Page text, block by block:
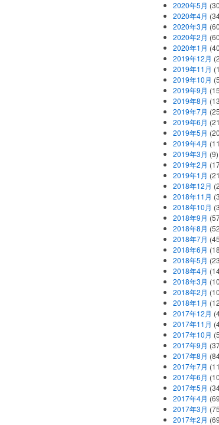
2020年5月
2020年4月
2020年3月
2020年2月
2020年1月
2019年12月
2019年11月
2019年10月
2019年9月
2019年8月
2019年7月
2019年6月
2019年5月
2019年4月
2019年3月 (9)
2019年2月
2019年1月
2018年12月
2018年11月
2018年10月
2018年9月
2018年8月
2018年7月
2018年6月
2018年5月
2018年4月
2018年3月
2018年2月
2018年1月
2017年12月
2017年11月
2017年10月
2017年9月
2017年8月
2017年7月
2017年6月
2017年5月
2017年4月
2017年3月
2017年2月